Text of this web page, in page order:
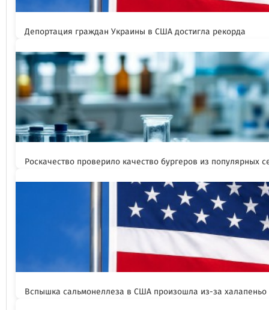
Депортация граждан Украины в США достигла рекорда
Роскачество проверило качество бургеров из популярных
Вспышка сальмонеллеза в США произошла из-за халапеньо